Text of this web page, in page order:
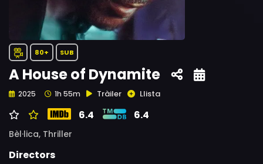
80+ SUB
A House of Dynamite
2025 1h 55m Tràiler Llista
6.4 6.4
Bèl·lica, Thriller
Directors